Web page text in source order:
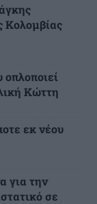
Κολομβίας
Κώττη
εκ νέου
για την
σε